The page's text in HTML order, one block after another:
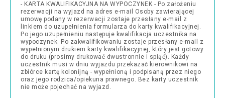
- KARTA KWALIFIKACYJNA NA WYPOCZYNEK - Po założeniu
rezerwacji na wyjazd na adres e-mail Osoby zawierającej
umowę podany w rezerwacji zostaje przesłany e-mail z
linkiem do uzupełnienia formularza do karty kwalifikacyjnej.
Po jego uzupełnieniu następuje kwalifikacja uczestnika na
wypoczynek. Po zakwalifikowaniu zostaje przesłany e-mail z
wypełnionym drukiem karty kwalifikacyjnej, który jest gotowy
do druku (prosimy drukować dwustronnie i spiąć). Każdy
uczestnik musi w dniu wyjazdu przekazać kierownikowi na
zbiórce kartę kolonijną - wypełnioną i podpisaną przez niego
oraz jego rodzica/opiekuna prawnego. Bez karty uczestnik
nie może pojechać na wyjazd.